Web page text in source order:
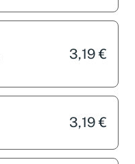
3,19 €
3,19 €